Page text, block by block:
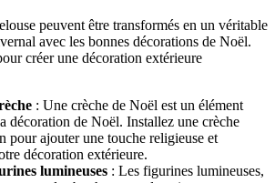
peuvent être transformés en un véritable
avec les bonnes décorations de Noël.
créer une décoration extérieure
: Une crèche de Noël est un élément
décoration de Noël. Installez une crèche
pour ajouter une touche religieuse et
décoration extérieure.
lumineuses : Les figurines lumineuses,